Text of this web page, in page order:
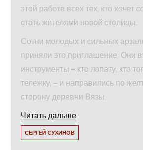
этой работе всех тех, кто хочет
стать жителями новой столицы.
Сотни молодых и сильных
приняли это приглашение. Они
инструменты – кто лопату, кто
тележку, – и направились по
сторону деревни Вязы.
Читать дальше
СЕРГЕЙ СУХИНОВ